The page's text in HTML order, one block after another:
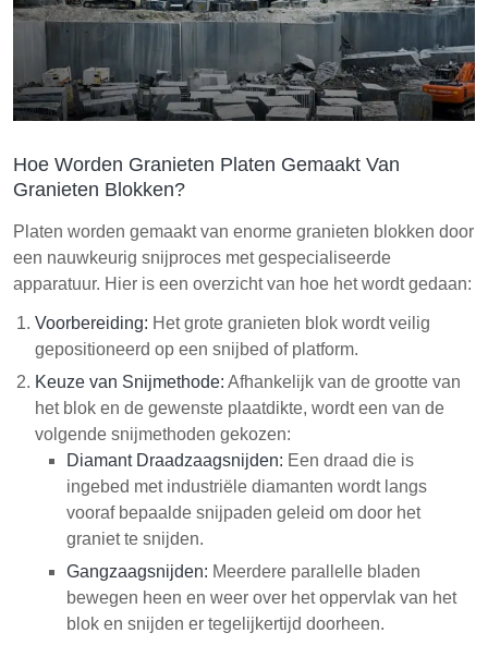
Hoe Worden Granieten Platen Gemaakt Van
Granieten Blokken?
Platen worden gemaakt van enorme granieten blokken door
een nauwkeurig snijproces met gespecialiseerde
apparatuur. Hier is een overzicht van hoe het wordt gedaan:
Voorbereiding: Het grote granieten blok wordt veilig
gepositioneerd op een snijbed of platform.
Keuze van Snijmethode: Afhankelijk van de grootte van
het blok en de gewenste plaatdikte, wordt een van de
volgende snijmethoden gekozen:
Diamant Draadzaagsnijden: Een draad die is
ingebed met industriële diamanten wordt langs
vooraf bepaalde snijpaden geleid om door het
graniet te snijden.
Gangzaagsnijden: Meerdere parallelle bladen
bewegen heen en weer over het oppervlak van het
blok en snijden er tegelijkertijd doorheen.